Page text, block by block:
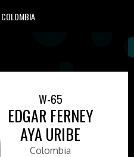
COLOMBIA
W-65
EDGAR FERNEY
AYA URIBE
Colombia